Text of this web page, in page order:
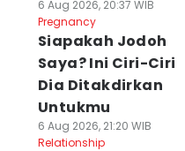
6 Aug 2026, 20:37 WIB
Pregnancy
Siapakah Jodoh
Saya? Ini Ciri-Ciri
Dia Ditakdirkan
Untukmu
6 Aug 2026, 21:20 WIB
Relationship